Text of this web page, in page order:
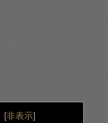
[非表示]